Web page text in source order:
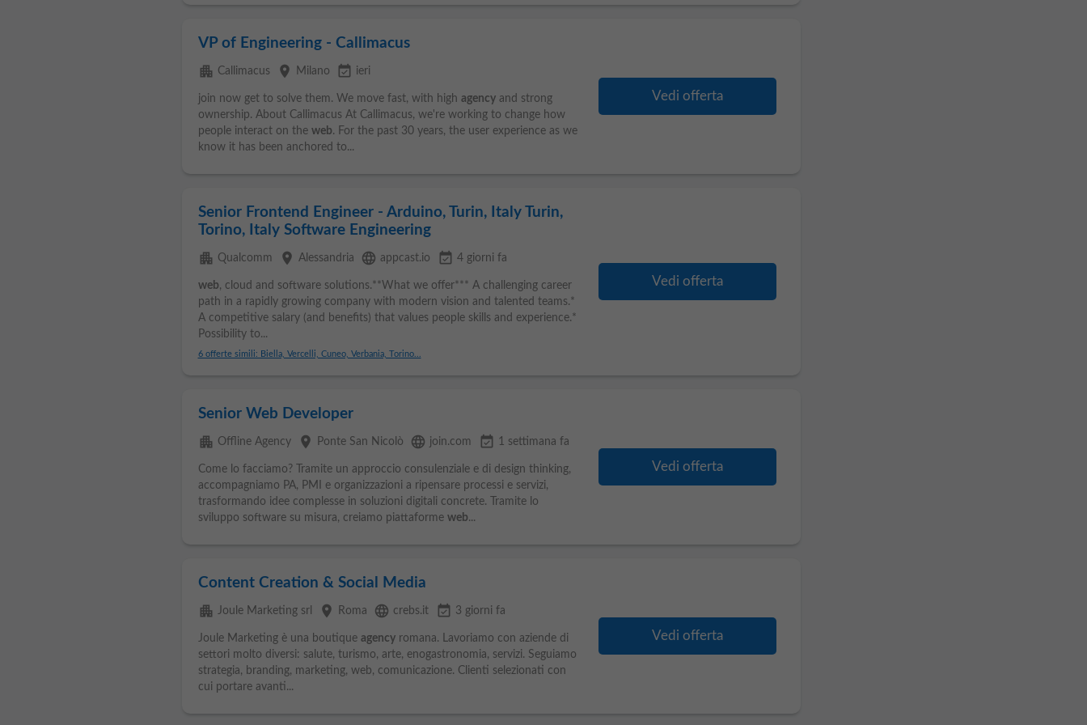
VP of Engineering - Callimacus
apartment Callimacus place Milano event_available ieri
join now get to solve them. We move fast, with high agencyand strong
ownership. About Callimacus At Callimacus, we're working to change how
people interact on the web. For the past 30 years, the user experience as we
know it has been anchored to...
Vedi offerta
Senior Frontend Engineer - Arduino, Turin, Italy Turin,
Torino, Italy Software Engineering
apartment Qualcomm place Alessandria language appcast.io event_available 4 giorni fa
web, cloud and software solutions.**What we offer*** A challenging career
path in a rapidly growing company with modern vision and talented teams.*
A competitive salary (and benefits) that values people skills and experience.*
Possibility to...
6 offerte simili: Biella, Vercelli, Cuneo, Verbania, Torino...
Vedi offerta
Senior Web Developer
apartment Offline Agency place Ponte San Nicolò language join.com event_available 1 settimana fa
Come lo facciamo? Tramite un approccio consulenziale e di design thinking,
accompagniamo PA, PMI e organizzazioni a ripensare processi e servizi,
trasformando idee complesse in soluzioni digitali concrete. Tramite lo
sviluppo software su misura, creiamo piattaforme web...
Vedi offerta
Content Creation & Social Media
apartment Joule Marketing srl place Roma language crebs.it event_available 3 giorni fa
Joule Marketing è una boutique agencyromana. Lavoriamo con aziende di
settori molto diversi: salute, turismo, arte, enogastronomia, servizi. Seguiamo
strategia, branding, marketing, web, comunicazione. Clienti selezionati con
cui portare avanti...
Vedi offerta